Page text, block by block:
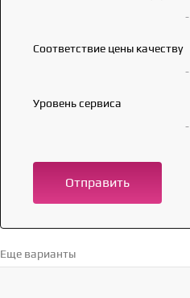
Соответствие цены качеству
Уровень сервиса
Отправить
Еще варианты